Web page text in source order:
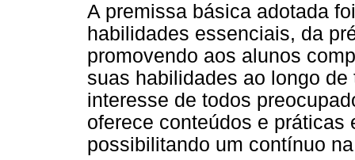
A premissa básica adotada
habilidades essenciais, da
promovendo aos alunos
suas habilidades ao longo
interesse de todos
oferece conteúdos e
possibilitando um contínuo